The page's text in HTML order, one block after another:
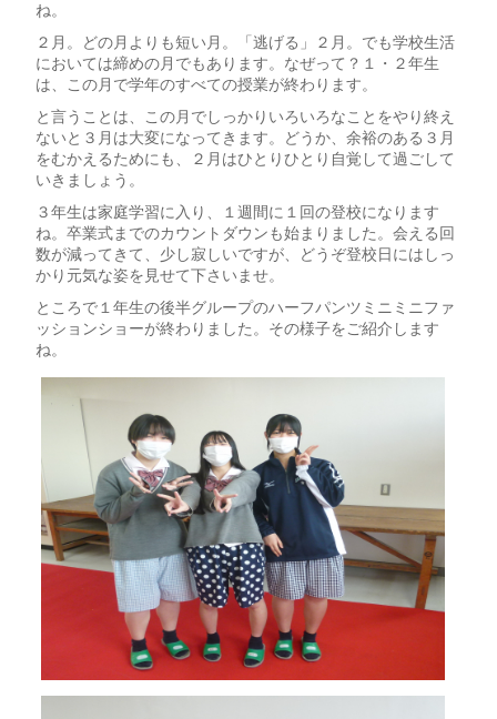
ね。
２月。どの月よりも短い月。「逃げる」２月。でも学校生活
においては締めの月でもあります。なぜって？１・２年生
は、この月で学年のすべての授業が終わります。
と言うことは、この月でしっかりいろいろなことをやり終え
ないと３月は大変になってきます。どうか、余裕のある３月
をむかえるためにも、２月はひとりひとり自覚して過ごして
いきましょう。
３年生は家庭学習に入り、１週間に１回の登校になります
ね。卒業式までのカウントダウンも始まりました。会える回
数が減ってきて、少し寂しいですが、どうぞ登校日にはしっ
かり元気な姿を見せて下さいませ。
ところで１年生の後半グループのハーフパンツミニミニファ
ッションショーが終わりました。その様子をご紹介します
ね。